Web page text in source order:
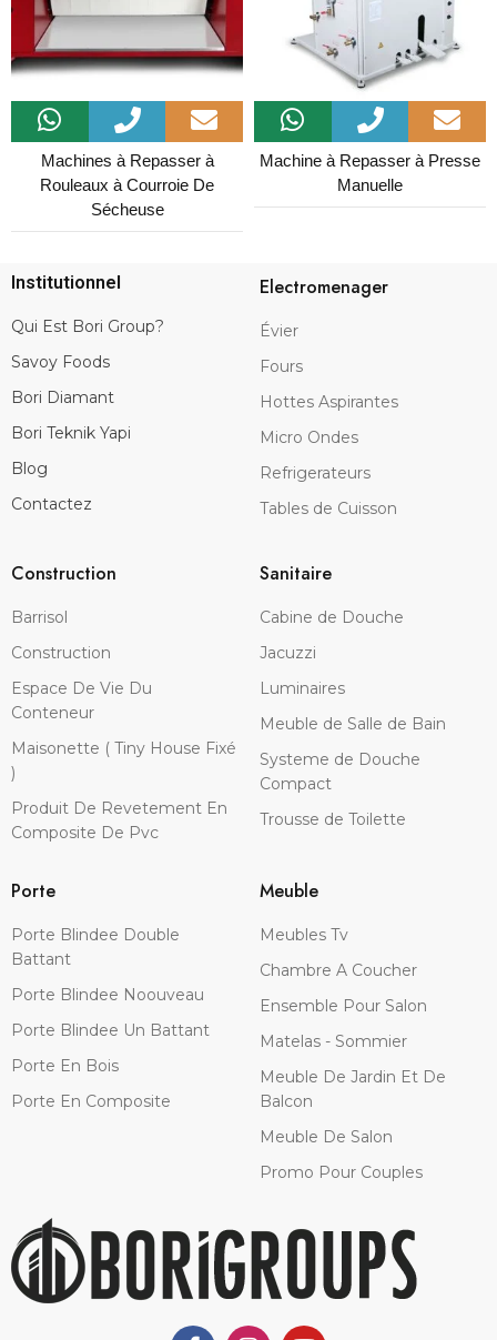
Machines à Repasser à
Rouleaux à Courroie De
Sécheuse
Machine à Repasser à Presse
Manuelle
Institutionnel
Qui Est Bori Group?
Savoy Foods
Bori Diamant
Bori Teknik Yapi
Blog
Contactez
Electromenager
Évier
Fours
Hottes Aspirantes
Micro Ondes
Refrigerateurs
Tables de Cuisson
Construction
Barrisol
Construction
Espace De Vie Du
Conteneur
Maisonette ( Tiny House Fixé
)
Produit De Revetement En
Composite De Pvc
Sanitaire
Cabine de Douche
Jacuzzi
Luminaires
Meuble de Salle de Bain
Systeme de Douche
Compact
Trousse de Toilette
Porte
Porte Blindee Double
Battant
Porte Blindee Noouveau
Porte Blindee Un Battant
Porte En Bois
Porte En Composite
Meuble
Meubles Tv
Chambre A Coucher
Ensemble Pour Salon
Matelas - Sommier
Meuble De Jardin Et De
Balcon
Meuble De Salon
Promo Pour Couples